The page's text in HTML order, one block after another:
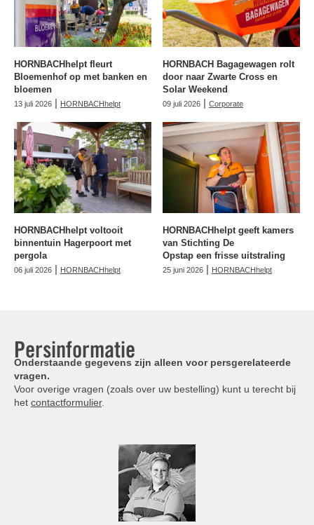
HORNBACHhelpt fleurt
Bloemenhof op met banken en
bloemen
13 juli 2026 | HORNBACHhelpt
HORNBACH Bagagewagen rolt
door naar Zwarte Cross en
Solar Weekend
09 juli 2026 | Corporate
HORNBACHhelpt voltooit
binnentuin Hagerpoort met
pergola
06 juli 2026 | HORNBACHhelpt
HORNBACHhelpt geeft kamers
van Stichting De
Opstap een frisse uitstraling
25 juni 2026 | HORNBACHhelpt
Persinformatie
Onderstaande gegevens zijn alleen voor persgerelateerde
vragen.
Voor overige vragen (zoals over uw bestelling) kunt u terecht bij
het contactformulier.